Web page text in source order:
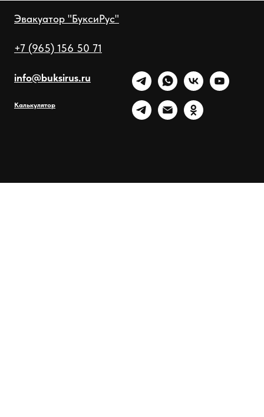
Эвакуатор "БуксиРус"
+7 (965) 156 50 71
info@buksirus.ru
Калькулятор